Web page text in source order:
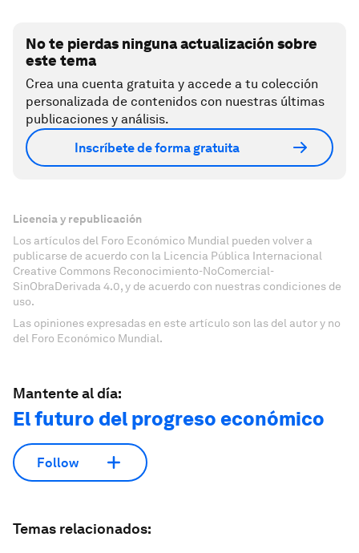
No te pierdas ninguna actualización sobre
este tema
Crea una cuenta gratuita y accede a tu colección
personalizada de contenidos con nuestras últimas
publicaciones y análisis.
Inscríbete de forma gratuita
Licencia y republicación
Los artículos del Foro Económico Mundial pueden volver a
publicarse de acuerdo con la Licencia Pública Internacional
Creative Commons Reconocimiento-NoComercial-
SinObraDerivada 4.0, y de acuerdo con nuestras condiciones de
uso.
Las opiniones expresadas en este artículo son las del autor y no
del Foro Económico Mundial.
Mantente al día:
El futuro del progreso económico
Follow
Temas relacionados: